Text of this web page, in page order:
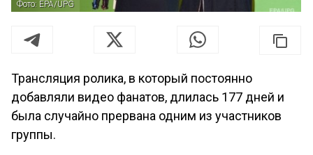
Фото: EPA/UPG
Трансляция ролика, в который постоянно
добавляли видео фанатов, длилась 177 дней и
была случайно прервана одним из участников
группы.